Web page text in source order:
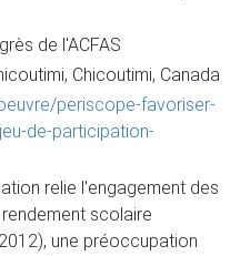
de l'ACFAS
Chicoutimi, Canada
periscope-favoriser-
de-participation-
relie l'engagement des
scolaire
une préoccupation